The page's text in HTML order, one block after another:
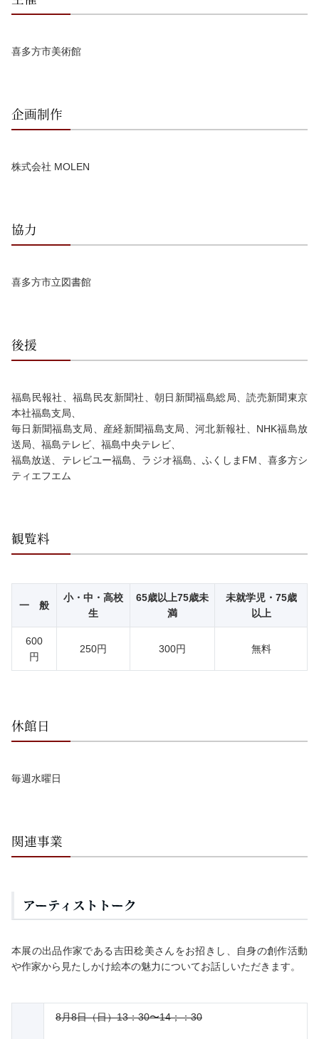
喜多方市美術館
企画制作
株式会社 MOLEN
協力
喜多方市立図書館
後援
福島民報社、福島民友新聞社、朝日新聞福島総局、読売新聞東京
本社福島支局、
毎日新聞福島支局、産経新聞福島支局、河北新報社、NHK福島放
送局、福島テレビ、福島中央テレビ、
福島放送、テレビユー福島、ラジオ福島、ふくしまFM、喜多方シ
ティエフエム
観覧料
一 般
小・中・高校
生
65歳以上75歳未
満
未就学児・75歳
以上
600
円
250円 300円 無料
休館日
毎週水曜日
関連事業
アーティストトーク
本展の出品作家である吉田稔美さんをお招きし、自身の創作活動
や作家から見たしかけ絵本の魅力についてお話しいただきます。
8月8日（日）13：30〜14；：30